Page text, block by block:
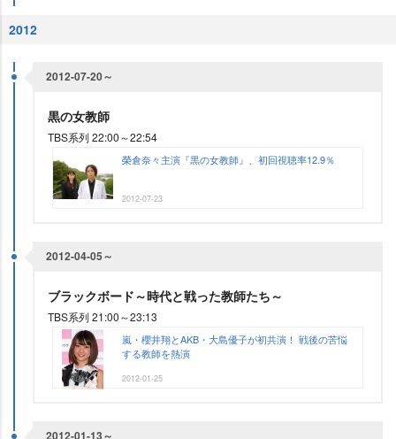
2012
2012-07-20～
黒の女教師
TBS系列 22:00～22:54
榮倉奈々主演『黒の女教師』、初回視聴率12.9％
2012-07-23
2012-04-05～
ブラックボード～時代と戦った教師たち～
TBS系列 21:00～23:13
嵐・櫻井翔とAKB・大島優子が初共演！ 戦後の苦悩
する教師を熱演
2012-01-25
2012-01-13～